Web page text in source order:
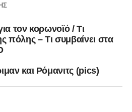
τον κορωνοϊό / Τι
πόλης – Τι συμβαίνει στα
και Ρόμανιτς (pics)